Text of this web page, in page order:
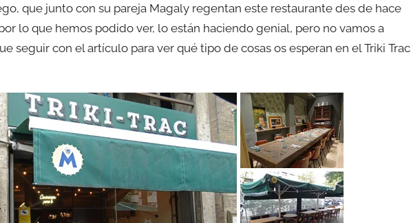
que junto con su pareja Magaly regentan este restaurante des de hace
lo que hemos podido ver, lo están haciendo genial, pero no vamos a
seguir con el artículo para ver qué tipo de cosas os esperan en el Triki Trac